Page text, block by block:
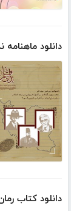
دانلود ماهنامه
دانلود کتاب